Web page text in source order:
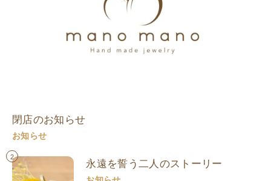
閉店のお知らせ
お知らせ
2
永遠を誓う二人のストーリー